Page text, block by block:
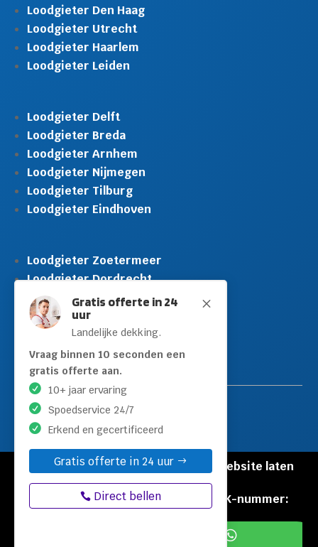
M
Gratis offerte in 24
uur
Landelijke dekking.
Vraag binnen 10 seconden een
gratis offerte aan.
10+ jaar ervaring
Spoedservice 24/7
Erkend en gecertificeerd
Gratis offerte in 24 uur
Direct bellen
Loodgieter Den Haag
Loodgieter Utrecht
Loodgieter Haarlem
Loodgieter Leiden
Loodgieter Delft
Loodgieter Breda
Loodgieter Arnhem
Loodgieter Nijmegen
Loodgieter Tilburg
Loodgieter Eindhoven
Loodgieter Zoetermeer
Loodgieter Dordrecht
Loodgieter Rijswijk
Loodgieter Schiedam
Loodgieter Leidschendam
Loodgieter Hilversum
© Copyright Loodgieters Kwartier |
Website laten
maken door Flexamedia
Privacyverklaring|Disclaimer
KVK-nummer:
